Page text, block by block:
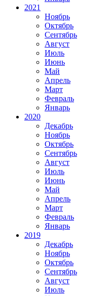
2021
Ноябрь
Октябрь
Сентябрь
Август
Июль
Июнь
Май
Апрель
Март
Февраль
Январь
2020
Декабрь
Ноябрь
Октябрь
Сентябрь
Август
Июль
Июнь
Май
Апрель
Март
Февраль
Январь
2019
Декабрь
Ноябрь
Октябрь
Сентябрь
Август
Июль